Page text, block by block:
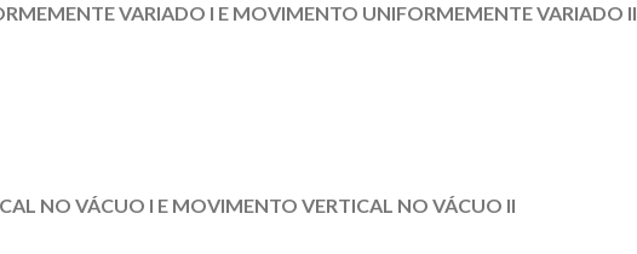
VARIADO I E MOVIMENTO UNIFORMEMENTE VARIADO II
NO VÁCUO I E MOVIMENTO VERTICAL NO VÁCUO II